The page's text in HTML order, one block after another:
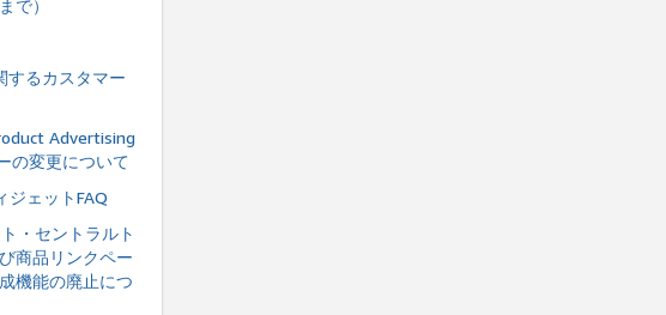
で）
するカスタマー
Advertising
の変更について
ジェットFAQ
・セントラルト
商品リンクペー
機能の廃止につ